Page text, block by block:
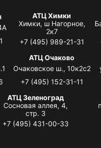
АТЦ Химки
Химки, ш Нагорное,
2к7
+7 (495) 989-21-31
АТЦ Очаково
Очаковское ш., 10к2с2
+7 (495) 152-31-11
АТЦ Зеленоград
Сосновая аллея, 4,
стр. 3
+7 (495) 431-00-33